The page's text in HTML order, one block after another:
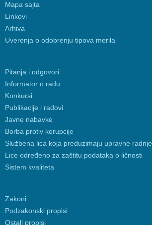
Mapa sajta
Linkovi
Arhiva
Uverenja o odobrenju tipova merila
Pitanja i odgovori
Informator o radu
Konkursi
Publikacije i radovi
Javne nabavke
Borba protiv korupcije
Službena lica koja preduzimaju upravne radnje
Lice određeno za zaštitu podataka o ličnosti
Sistem kvaliteta
Zakoni
Podzakonski propisi
Ostali propisi